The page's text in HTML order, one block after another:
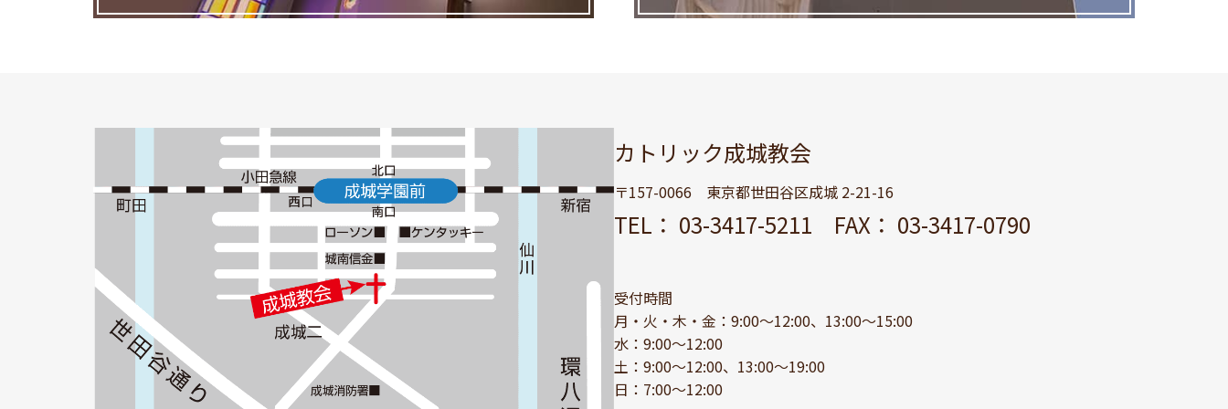
カトリック成城教会
〒157-0066 東京都世田谷区成城 2-21-16
TEL： 03-3417-5211 FAX： 03-3417-0790
受付時間
月・火・木・金：9:00～12:00、13:00～15:00
水：9:00～12:00
土：9:00～12:00、13:00～19:00
日：7:00～12:00